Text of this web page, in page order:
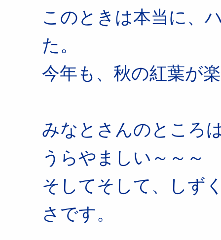
このときは本当に、
た。
今年も、秋の紅葉が
みなとさんのところ
うらやましい～～～
そしてそして、しず
さです。